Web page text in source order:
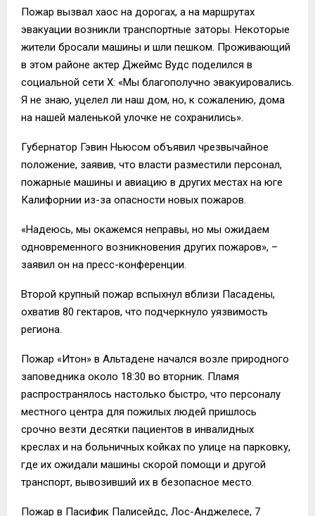
Пожар вызвал хаос на дорогах, а на маршрутах
эвакуации возникли транспортные заторы. Некоторые
жители бросали машины и шли пешком. Проживающий
в этом районе актер Джеймс Вудс поделился в
социальной сети Х: «Мы благополучно эвакуировались.
Я не знаю, уцелел ли наш дом, но, к сожалению, дома
на нашей маленькой улочке не сохранились».
Губернатор Гэвин Ньюсом объявил чрезвычайное
положение, заявив, что власти разместили персонал,
пожарные машины и авиацию в других местах на юге
Калифорнии из-за опасности новых пожаров.
«Надеюсь, мы окажемся неправы, но мы ожидаем
одновременного возникновения других пожаров», –
заявил он на пресс-конференции.
Второй крупный пожар вспыхнул вблизи Пасадены,
охватив 80 гектаров, что подчеркнуло уязвимость
региона.
Пожар «Итон» в Альтадене начался возле природного
заповедника около 18:30 во вторник. Пламя
распространялось настолько быстро, что персоналу
местного центра для пожилых людей пришлось
срочно везти десятки пациентов в инвалидных
креслах и на больничных койках по улице на парковку,
где их ожидали машины скорой помощи и другой
транспорт, вывозивший их в безопасное место.
Пожар в Пасифик Палисейдс, Лос-Анджелесе, 7